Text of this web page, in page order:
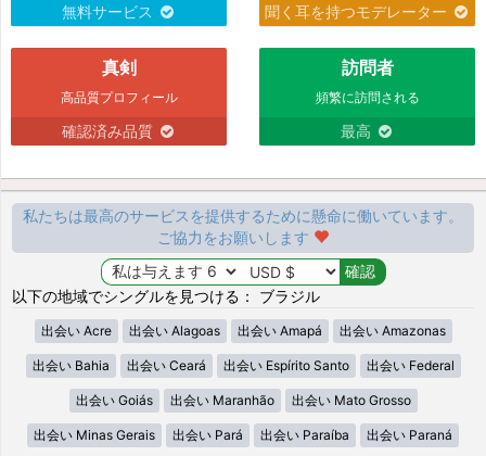
無料サービス 聞く耳を持つモデレーター
真剣
高品質プロフィール
確認済み品質
訪問者
頻繁に訪問される
最高
私たちは最高のサービスを提供するために懸命に働いています。
ご協力をお願いします
以下の地域でシングルを見つける： ブラジル
出会い Acre 出会い Alagoas 出会い Amapá 出会い Amazonas
出会い Bahia 出会い Ceará 出会い Espírito Santo 出会い Federal
出会い Goiás 出会い Maranhão 出会い Mato Grosso
出会い Minas Gerais 出会い Pará 出会い Paraíba 出会い Paraná